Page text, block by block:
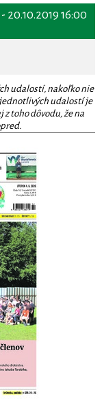
- 20.10.2019 16:00
udalostí, nakoľko nie
udalostí je
toho dôvodu, že na